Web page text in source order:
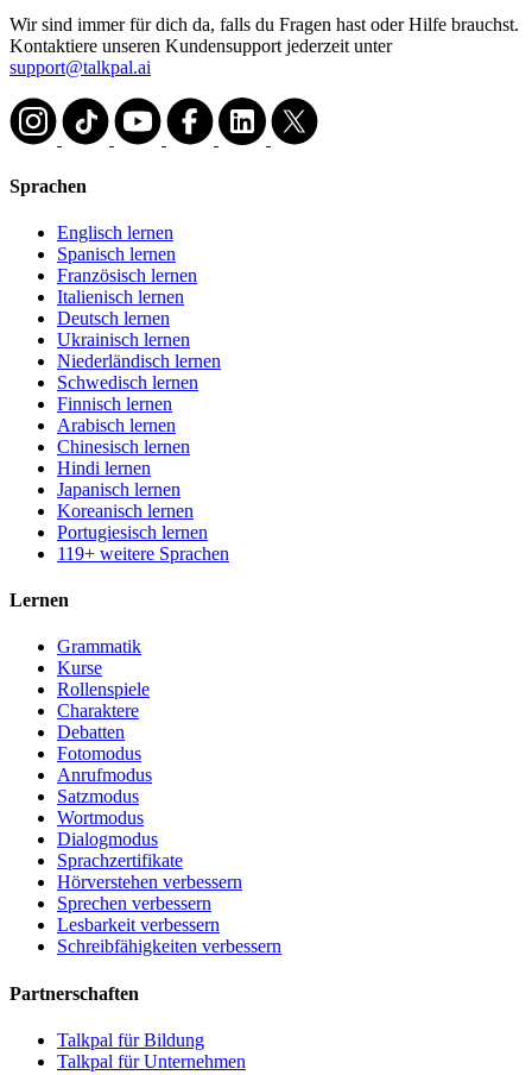
Wir sind immer für dich da, falls du Fragen hast oder Hilfe brauchst.
Kontaktiere unseren Kundensupport jederzeit unter
support@talkpal.ai
Sprachen
Englisch lernen
Spanisch lernen
Französisch lernen
Italienisch lernen
Deutsch lernen
Ukrainisch lernen
Niederländisch lernen
Schwedisch lernen
Finnisch lernen
Arabisch lernen
Chinesisch lernen
Hindi lernen
Japanisch lernen
Koreanisch lernen
Portugiesisch lernen
119+ weitere Sprachen
Lernen
Grammatik
Kurse
Rollenspiele
Charaktere
Debatten
Fotomodus
Anrufmodus
Satzmodus
Wortmodus
Dialogmodus
Sprachzertifikate
Hörverstehen verbessern
Sprechen verbessern
Lesbarkeit verbessern
Schreibfähigkeiten verbessern
Partnerschaften
Talkpal für Bildung
Talkpal für Unternehmen